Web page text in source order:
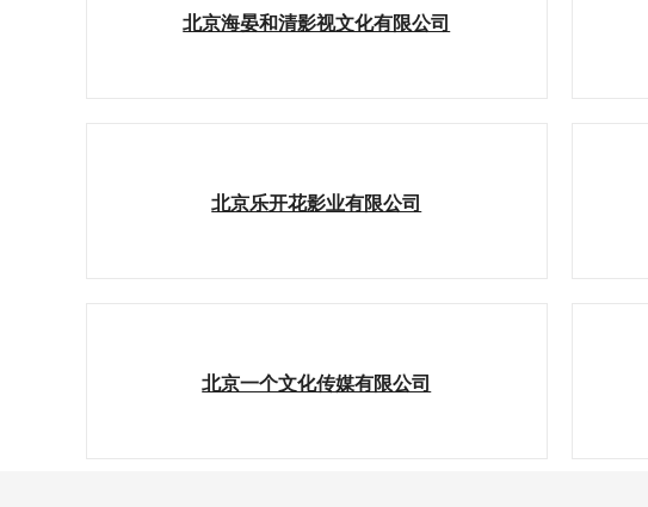
北京海晏和清影视文化有限公司
北京乐开花影业有限公司
北京一个文化传媒有限公司